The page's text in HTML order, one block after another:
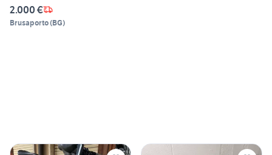
2.000 €
Brusaporto(BG)